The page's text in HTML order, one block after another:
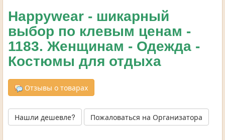
Нappywear - шикарный
выбор по клевым ценам -
1183. Женщинам - Одежда -
Костюмы для отдыха
Отзывы о товарах
Нашли дешевле? Пожаловаться на Организатора